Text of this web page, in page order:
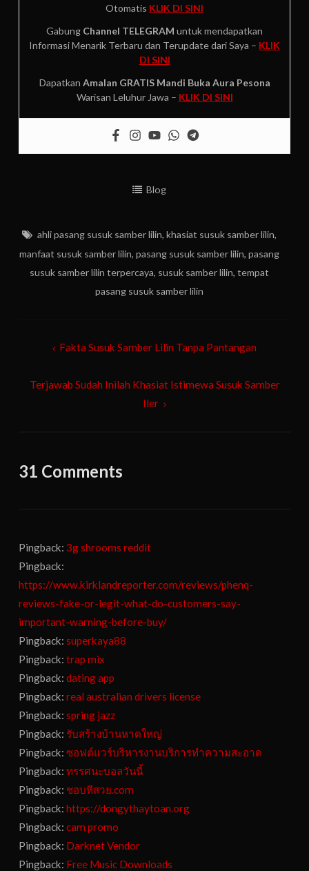
Otomatis KLIK DI SINI
Gabung Channel TELEGRAM untuk mendapatkan
Informasi Menarik Terbaru dan Terupdate dari Saya – KLIK
DI SINI
Dapatkan Amalan GRATIS Mandi Buka Aura Pesona
Warisan Leluhur Jawa – KLIK DI SINI
Blog
ahli pasang susuk samber lilin, khasiat susuk samber lilin,
manfaat susuk samber lilin, pasang susuk samber lilin, pasang
susuk samber lilin terpercaya, susuk samber lilin, tempat
pasang susuk samber lilin
Post
Fakta Susuk Samber Lilin Tanpa Pantangan
Terjawab Sudah Inilah Khasiat Istimewa Susuk Samber
Iler
31 Comments
Pingback:3g shrooms reddit
Pingback:
https://www.kirklandreporter.com/reviews/phenq-
reviews-fake-or-legit-what-do-customers-say-
important-warning-before-buy/
Pingback:superkaya88
Pingback:trap mix
Pingback:dating app
Pingback:real australian drivers license
Pingback:spring jazz
Pingback: รับสร้างบ้านหาดใหญ่
Pingback:ซอฟต์แวร์บริหารงานบริการทำความสะอาด
Pingback:ทรรศนะบอลวันนี้
Pingback: ชอบหีสวย.com
Pingback:https://dongythaytoan.org
Pingback:cam promo
Pingback: Darknet Vendor
Pingback: Free Music Downloads